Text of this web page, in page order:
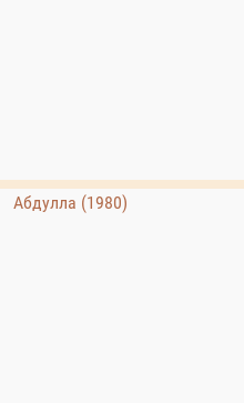
Абдулла (1980)